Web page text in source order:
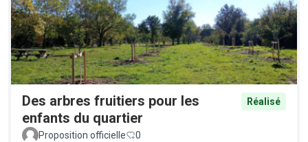
Des arbres fruitiers pour les
enfants du quartier
Réalisé
Proposition officielle 0